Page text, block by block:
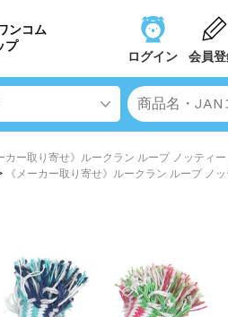
ンコム
プ
ログイン 会員
カー取り寄せ》ルークラン ループ ノッティ
《メーカー取り寄せ》ルークラン ループ ノ